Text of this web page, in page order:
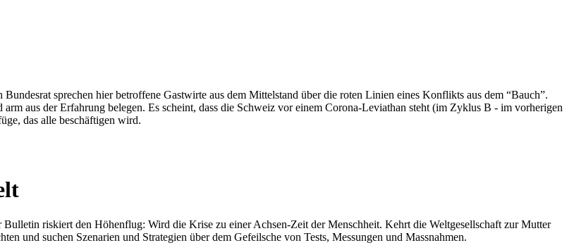
sprechen hier betroffene Gastwirte aus dem Mittelstand über die roten Linien eines Konflikts aus dem “Bauch”.
aus der Erfahrung belegen. Es scheint, dass die Schweiz vor einem Corona-Leviathan steht (im Zyklus B - im vorherigen
das alle beschäftigen wird.
riskiert den Höhenflug: Wird die Krise zu einer Achsen-Zeit der Menschheit. Kehrt die Weltgesellschaft zur Mutter
und suchen Szenarien und Strategien über dem Gefeilsche von Tests, Messungen und Massnahmen.